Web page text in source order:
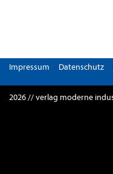
Impressum Datenschutz
2026 // verlag moderne